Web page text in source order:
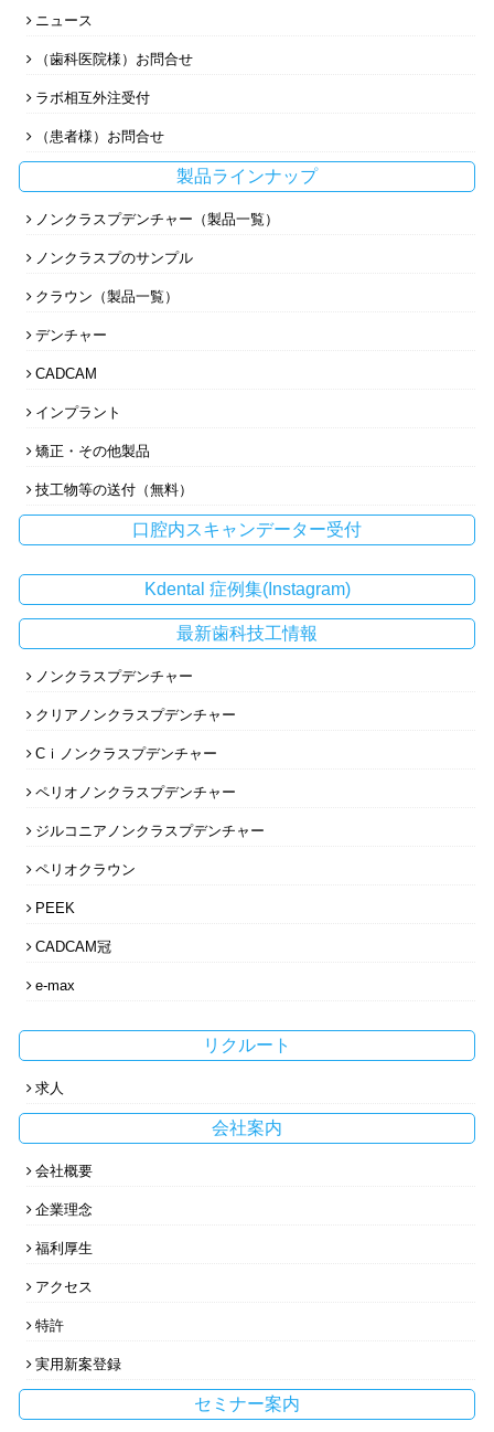
ニュース
（歯科医院様）お問合せ
ラボ相互外注受付
（患者様）お問合せ
製品ラインナップ
ノンクラスプデンチャー（製品一覧）
ノンクラスプのサンプル
クラウン（製品一覧）
デンチャー
CADCAM
インプラント
矯正・その他製品
技工物等の送付（無料）
口腔内スキャンデーター受付
Kdental 症例集(Instagram)
最新歯科技工情報
ノンクラスプデンチャー
クリアノンクラスプデンチャー
Cｉノンクラスプデンチャー
ペリオノンクラスプデンチャー
ジルコニアノンクラスプデンチャー
ペリオクラウン
PEEK
CADCAM冠
e-max
リクルート
求人
会社案内
会社概要
企業理念
福利厚生
アクセス
特許
実用新案登録
セミナー案内